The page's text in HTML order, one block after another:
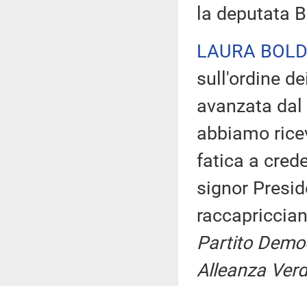
la deputata
LAURA
sull'ordine
avanzata
abbiamo
fatica a
signor
Partito
Alleanza